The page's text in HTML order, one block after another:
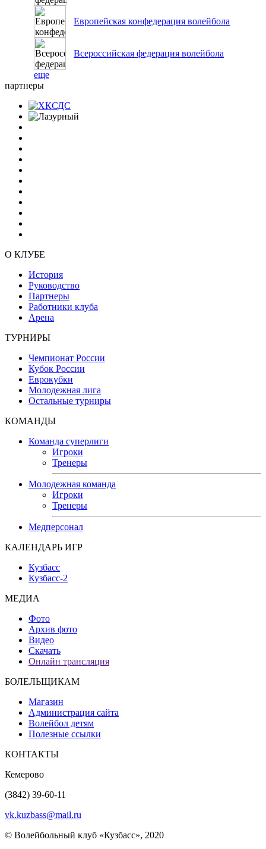
Европейская конфедерация волейбола
Всероссийская федерация волейбола
еще
партнеры
О КЛУБЕ
История
Руководство
Партнеры
Работники клуба
Арена
ТУРНИРЫ
Чемпионат России
Кубок России
Еврокубки
Молодежная лига
Остальные турниры
КОМАНДЫ
Команда суперлиги
Игроки
Тренеры
Молодежная команда
Игроки
Тренеры
Медперсонал
КАЛЕНДАРЬ ИГР
Кузбасс
Кузбасс-2
МЕДИА
Фото
Архив фото
Видео
Скачать
Онлайн трансляция
БОЛЕЛЬЩИКАМ
Магазин
Администрация сайта
Волейбол детям
Полезные ссылки
КОНТАКТЫ
Кемерово
(3842) 39-60-11
vk.kuzbass@mail.ru
© Волейбольный клуб «Кузбасс», 2020